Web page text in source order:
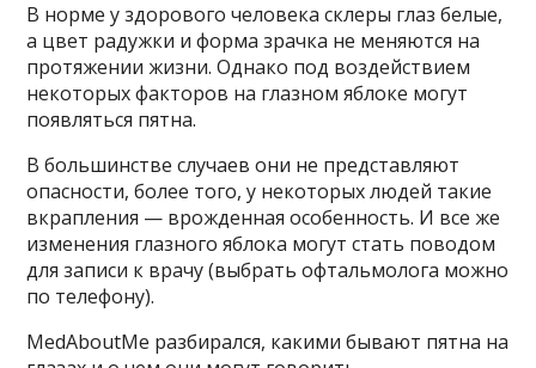
В норме у здорового человека склеры глаз белые,
а цвет радужки и форма зрачка не меняются на
протяжении жизни. Однако под воздействием
некоторых факторов на глазном яблоке могут
появляться пятна.
В большинстве случаев они не представляют
опасности, более того, у некоторых людей такие
вкрапления — врожденная особенность. И все же
изменения глазного яблока могут стать поводом
для записи к врачу (выбрать офтальмолога можно
по телефону).
MedAboutMe разбирался, какими бывают пятна на